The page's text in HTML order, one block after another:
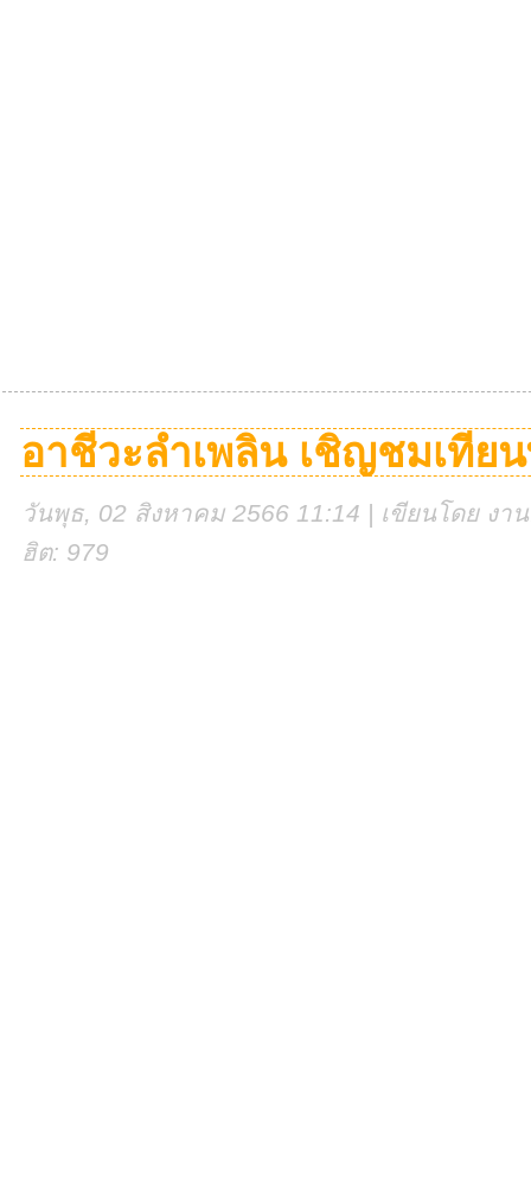
อาชีวะลำเพลิน เชิญชมเทีย
วันพุธ, 02 สิงหาคม 2566 11:14 | เขียนโดย งา
ฮิต: 979